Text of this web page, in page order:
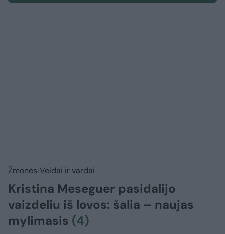
Žmonės Veidai ir vardai
Kristina Meseguer pasidalijo
vaizdeliu iš lovos: šalia – naujas
mylimasis (4)